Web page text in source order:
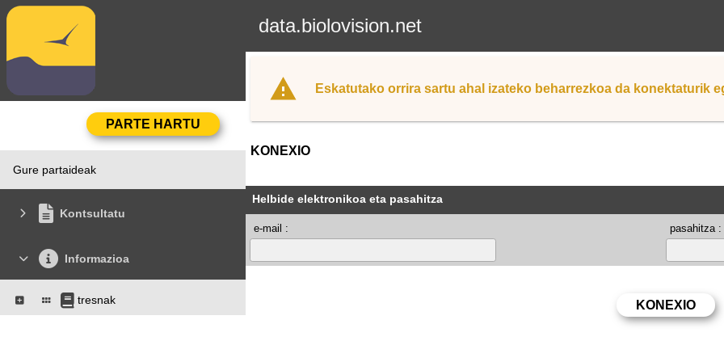
data.biolovision.net
Gure partaideak
Kontsultatu
Informazioa
tresnak
Eskatutako orrira sartu ahal izateko beharrezkoa da konektaturik
KONEXIO
Helbide elektronikoa eta pasahitza
e-mail : pasahitza :